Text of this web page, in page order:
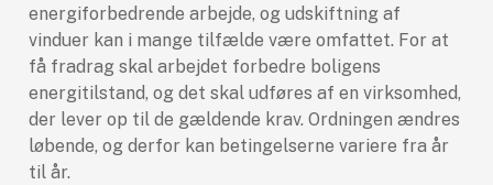
energiforbedrende arbejde, og udskiftning af
vinduer kan i mange tilfælde være omfattet. For at
få fradrag skal arbejdet forbedre boligens
energitilstand, og det skal udføres af en virksomhed,
der lever op til de gældende krav. Ordningen ændres
løbende, og derfor kan betingelserne variere fra år
til år.